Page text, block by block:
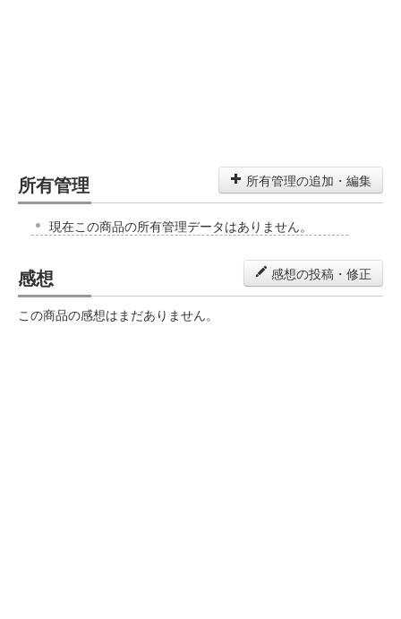
所有管理 所有管理の追加・編集
現在この商品の所有管理データはありません。
感想 感想の投稿・修正
この商品の感想はまだありません。